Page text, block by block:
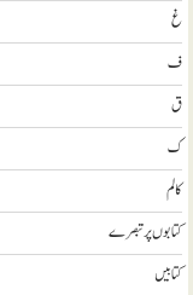
غ
ف
ق
ک
کالم
کتابوں پر تبصرے
کتابيں